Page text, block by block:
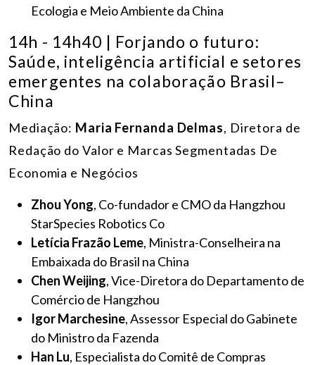
Ecologia e Meio Ambiente da China
14h - 14h40 | Forjando o futuro:
Saúde, inteligência artificial e setores
emergentes na colaboração Brasil–
China
Mediação: Maria Fernanda Delmas, Diretora de
Redação do Valor e Marcas Segmentadas De
Economia e Negócios
Zhou Yong, Co-fundador e CMO da Hangzhou
StarSpecies Robotics Co
Letícia Frazão Leme, Ministra-Conselheira na
Embaixada do Brasil na China
Chen Weijing, Vice-Diretora do Departamento de
Comércio de Hangzhou
Igor Marchesine, Assessor Especial do Gabinete
do Ministro da Fazenda
Han Lu, Especialista do Comitê de Compras